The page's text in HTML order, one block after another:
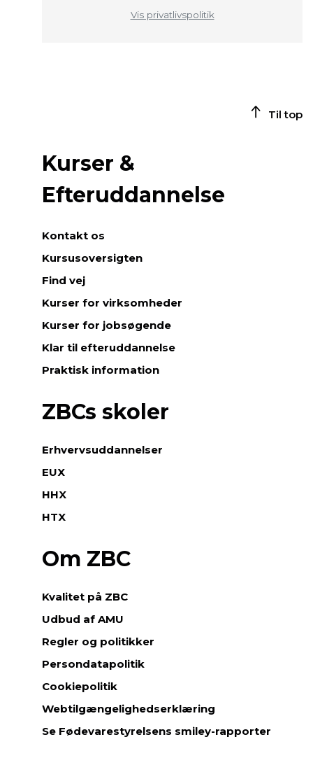
Vis privatlivspolitik
Til top
Kurser &
Efteruddannelse
Kontakt os
Kursusoversigten
Find vej
Kurser for virksomheder
Kurser for jobsøgende
Klar til efteruddannelse
Praktisk information
ZBCs skoler
Erhvervsuddannelser
EUX
HHX
HTX
Om ZBC
Kvalitet på ZBC
Udbud af AMU
Regler og politikker
Persondatapolitik
Cookiepolitik
Webtilgængelighedserklæring
Se Fødevarestyrelsens smiley-rapporter